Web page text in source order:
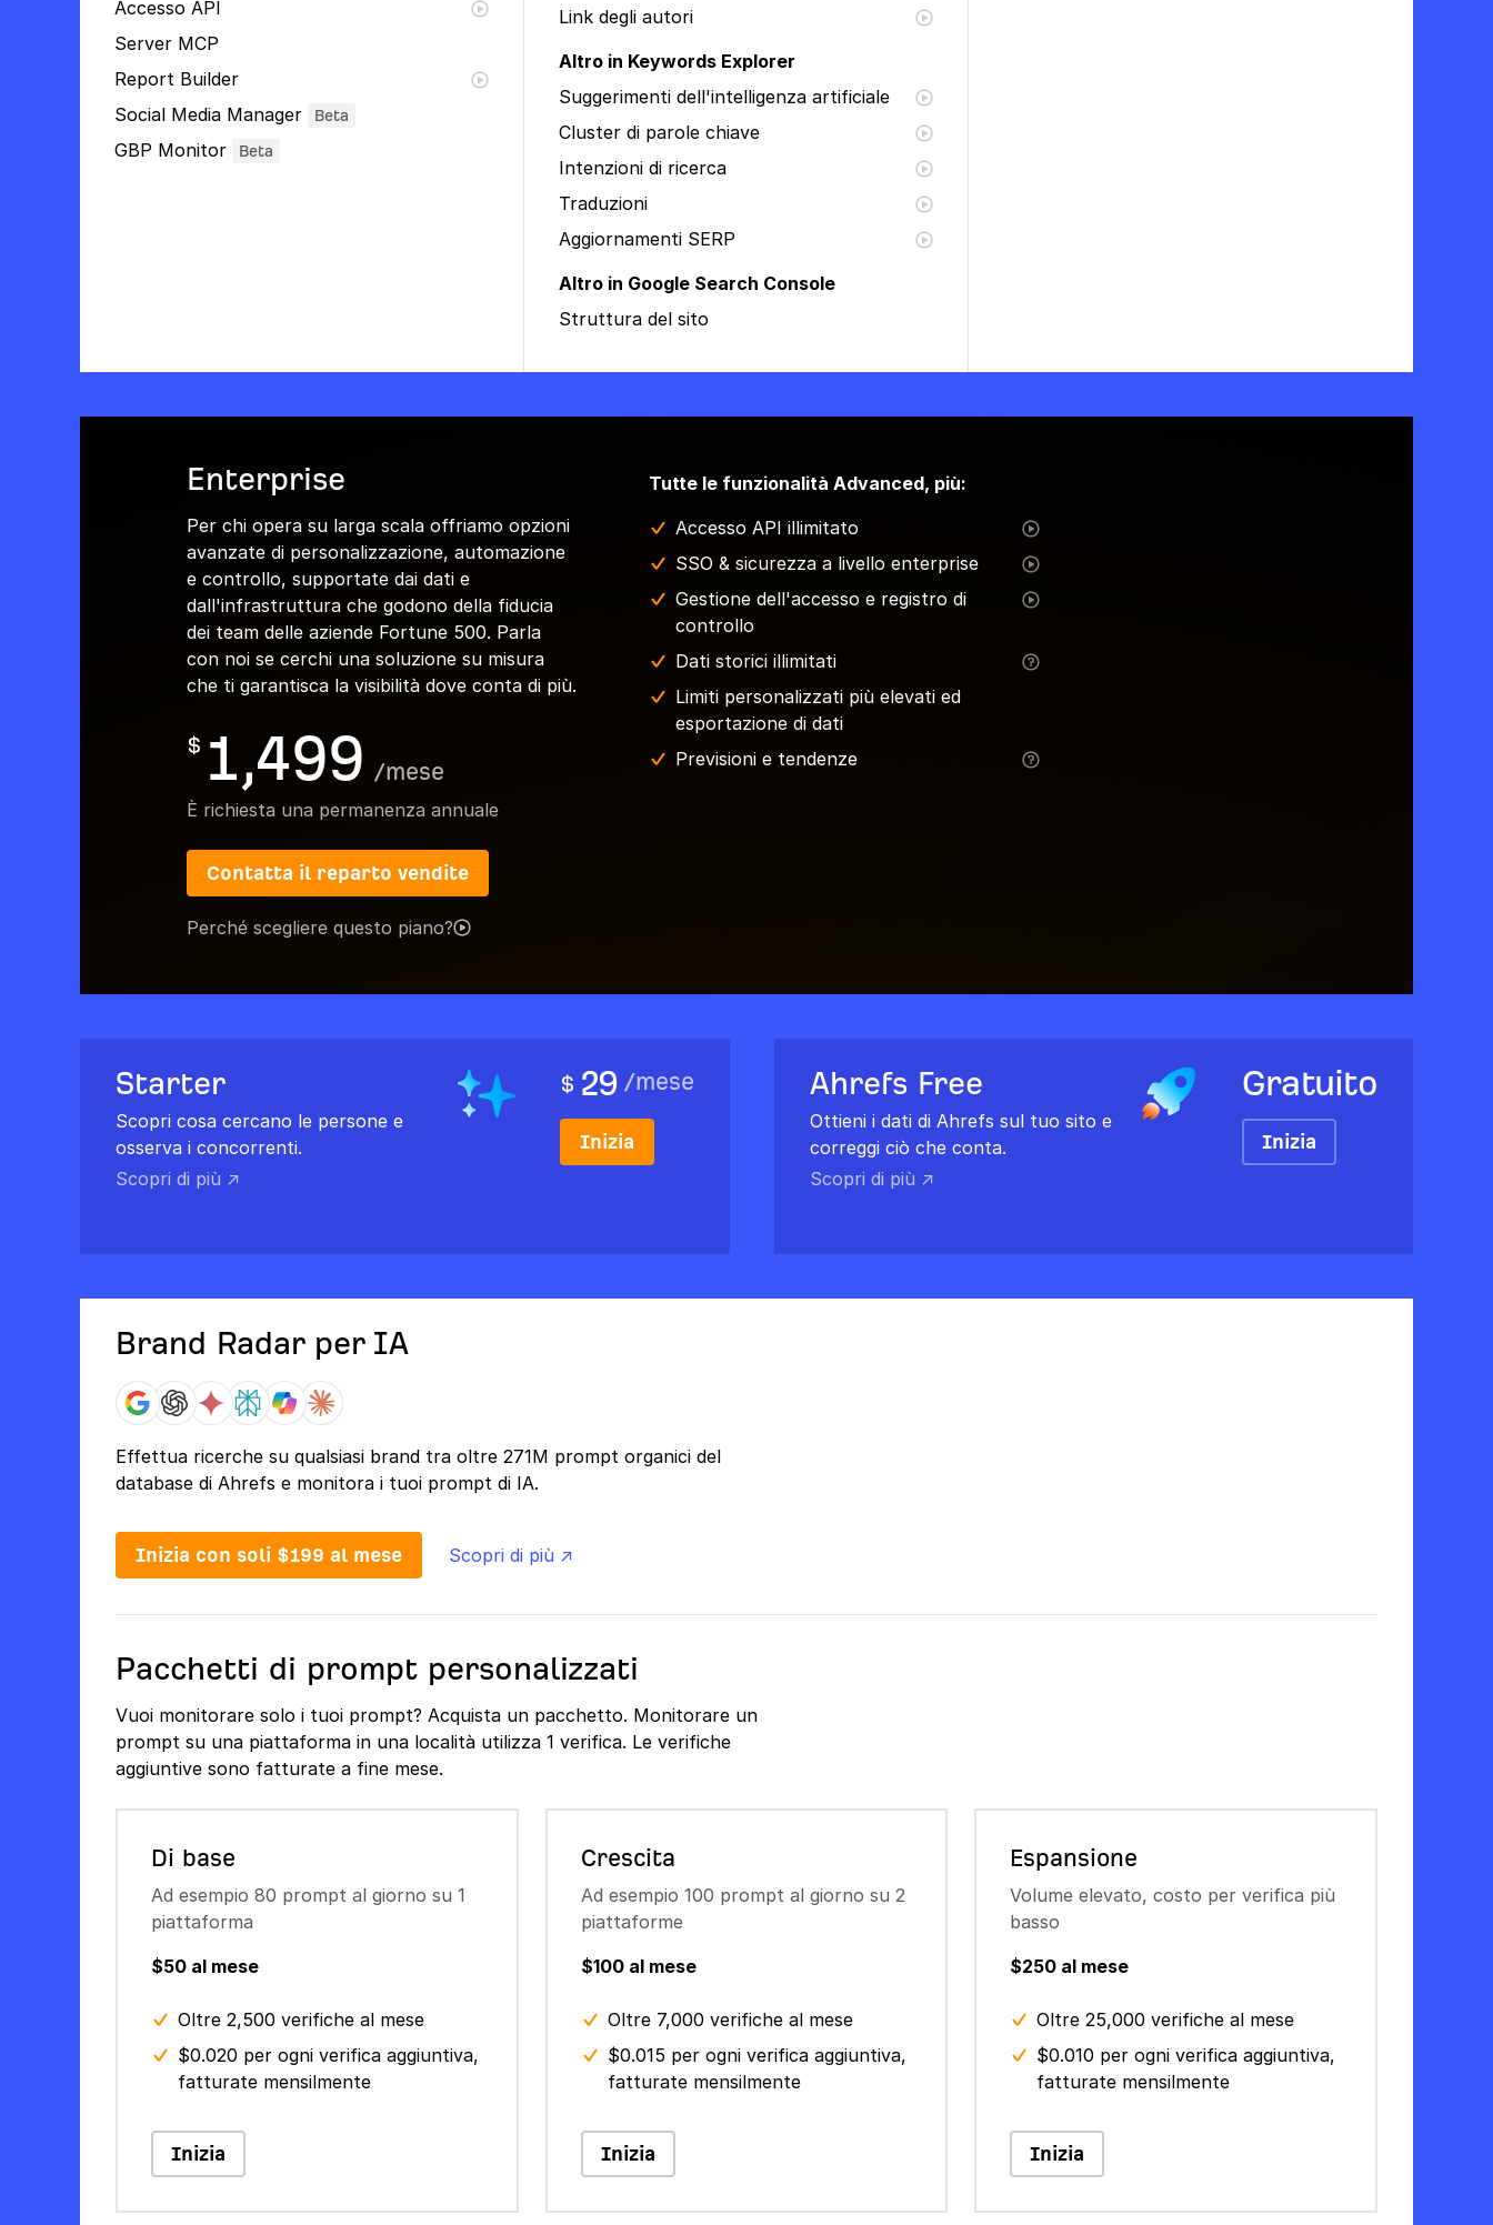
Accesso API
Server MCP
Report Builder
Social Media Manager
Beta
GBP Monitor Beta
Link degli autori
Altro in Keywords Explorer
Suggerimenti dell'intelligenza artificiale
Cluster di parole chiave
Intenzioni di ricerca
Traduzioni
Aggiornamenti SERP
Altro in Google Search Console
Struttura del sito
Enterprise
Per chi opera su larga scala offriamo opzioni
avanzate di personalizzazione, automazione
e controllo, supportate dai dati e
dall'infrastruttura che godono della fiducia
dei team delle aziende Fortune 500. Parla
con noi se cerchi una soluzione su misura
che ti garantisca la visibilità dove conta di più.
$ 1,499 /mese
È richiesta una permanenza annuale
Contatta il reparto vendite
Perché scegliere questo piano?
Tutte le funzionalità Advanced, più:
Accesso API illimitato
SSO & sicurezza a livello enterprise
Gestione dell'accesso e registro di
controllo
Dati storici illimitati
Limiti personalizzati più elevati ed
esportazione di dati
Previsioni e tendenze
Starter
Scopri cosa cercano le persone e
osserva i concorrenti.
Scopri di più ↗
$ 29 /mese
Inizia
Ahrefs Free
Ottieni i dati di Ahrefs sul tuo sito e
correggi ciò che conta.
Scopri di più ↗
Gratuito
Inizia
Brand Radar per IA
Effettua ricerche su qualsiasi brand tra oltre 271M prompt organici del
database di Ahrefs e monitora i tuoi prompt di IA.
Inizia con soli $199 al mese Scopri di più ↗
Pacchetti di prompt personalizzati
Vuoi monitorare solo i tuoi prompt? Acquista un pacchetto. Monitorare un
prompt su una piattaforma in una località utilizza 1 verifica. Le verifiche
aggiuntive sono fatturate a fine mese.
Di base
Ad esempio 80 prompt al giorno su 1
piattaforma
$50 al mese
Oltre 2,500 verifiche al mese
$0.020 per ogni verifica aggiuntiva,
fatturate mensilmente
Inizia
Crescita
Ad esempio 100 prompt al giorno su 2
piattaforme
$100 al mese
Oltre 7,000 verifiche al mese
$0.015 per ogni verifica aggiuntiva,
fatturate mensilmente
Inizia
Espansione
Volume elevato, costo per verifica più
basso
$250 al mese
Oltre 25,000 verifiche al mese
$0.010 per ogni verifica aggiuntiva,
fatturate mensilmente
Inizia